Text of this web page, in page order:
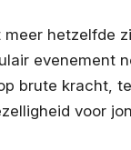
hetzelfde
evenement
brute kracht,
voor